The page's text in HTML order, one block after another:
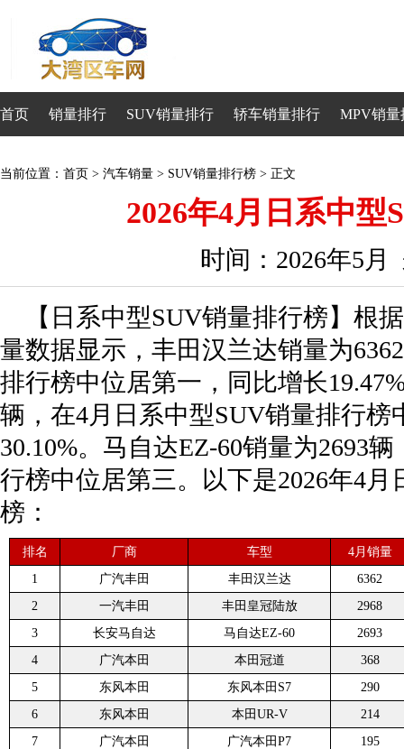
首页 销量排行 SUV销量排行 轿车销量排行 MPV销量
当前位置： 首页 > 汽车销量 > SUV销量排行榜 > 正文
2026年4月日系中型
时间：2026年5
【日系中型SUV销量排行榜】根
量数据显示，丰田汉兰达销量为
排行榜中位居第一，同比增长
辆，在4月日系中型SUV销量排行榜
30.10%。马自达EZ-60销量为2693
行榜中位居第三。以下是2026年4
榜：
排名 厂商 车型
4月销量
1
广汽丰田 丰田汉兰达
6362
2
一汽丰田 丰田皇冠陆放
2968
3
长安马自达 马自达EZ-60
2693
4
广汽本田 本田冠道
368
5
东风本田 东风本田S7
290
6
东风本田 本田UR-V
214
7
广汽本田 广汽本田P7
195